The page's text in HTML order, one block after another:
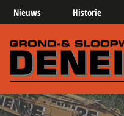
Nieuws Historie